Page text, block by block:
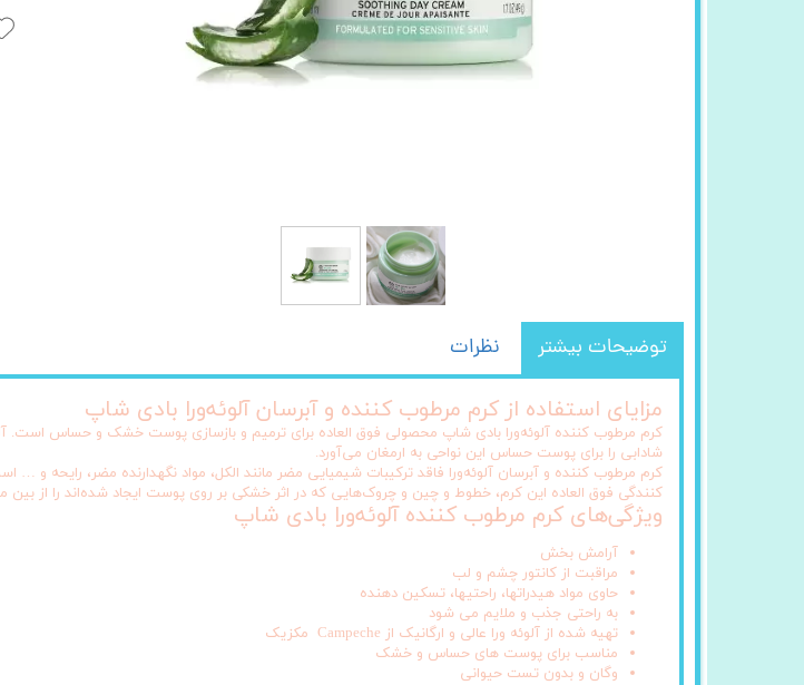
توضیحات بیشتر نظرات
مزایای استفاده از کرم مرطوب کننده و آبرسان آلوئه‌ورا بادی شاپ
کرم مرطوب کننده آلوئه‌ورا بادی شاپ محصولی فوق العاده برای ترمیم و بازسازی پوست خشک و حساس است.
شادابی را برای پوست حساس این نواحی به ارمغان می‌آورد.
کرم مرطوب کننده و آبرسان آلوئه‌ورا فاقد ترکیبات شیمیایی مضر مانند الکل، مواد نگهدارنده مضر،
کنندگی فوق العاده این کرم، خطوط و چین و چروک‌هایی که در اثر خشکی بر روی پوست ایجاد شده‌اند را از بین
ویژگی‌های کرم مرطوب کننده آلوئه‌ورا بادی شاپ
آرامش بخش
مراقبت از کانتور چشم و لب
حاوی مواد هیدراتها، راحتیها، تسکین دهنده
به راحتی جذب و ملایم می شود
تهیه شده از آلوئه ورا عالی و ارگانیک از Campeche مکزیک
مناسب برای پوست های حساس و خشک
وگان و بدون تست حیوانی